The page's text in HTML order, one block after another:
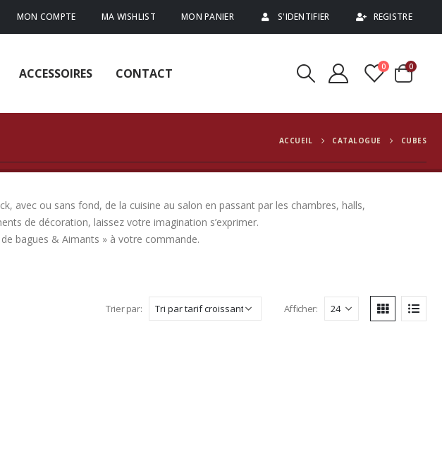
MON COMPTE MA WISHLIST MON PANIER S'IDENTIFIER REGISTRE
ACCESSOIRES CONTACT 0 0
ACCUEIL CATALOGUE CUBES
avec ou sans fond, de la cuisine au salon en passant par les chambres, halls,
de décoration, laissez votre imagination s’exprimer.
bagues & Aimants » à votre commande.
Trier par: Afficher: